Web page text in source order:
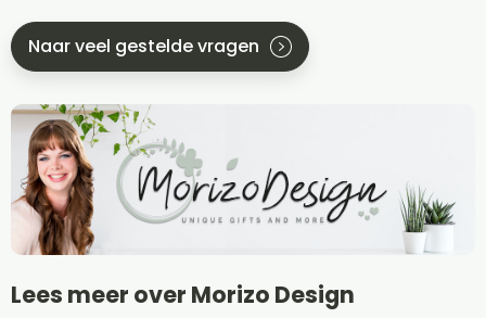
Naar veel gestelde vragen
Lees meer over Morizo Design